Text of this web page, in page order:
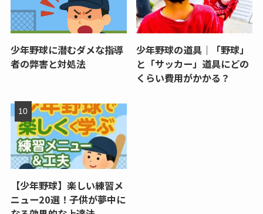
少年野球に潜むダメな指導
者の弊害と対処法
少年野球の道具｜「野球」
と「サッカー」道具にどの
くらい費用がかかる？
【少年野球】楽しい練習メ
ニュー20選！子供が夢中に